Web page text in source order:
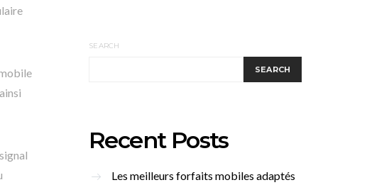
SEARCH
SEARCH
Recent Posts
Les meilleurs forfaits mobiles adaptés